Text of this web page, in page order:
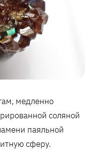
медленно
соляной
паяльной
сферу.